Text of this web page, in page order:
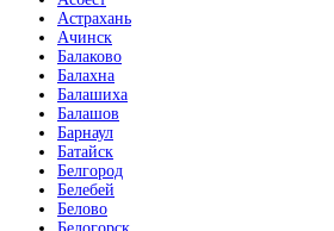
Астрахань
Ачинск
Балаково
Балахна
Балашиха
Балашов
Барнаул
Батайск
Белгород
Белебей
Белово